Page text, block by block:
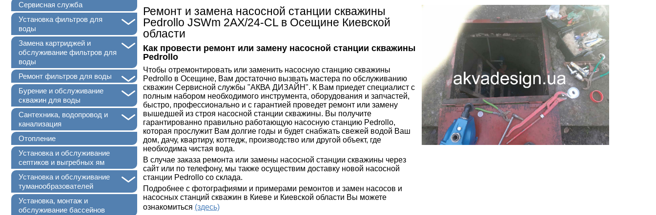
Сервисная служба
+
Установка фильтров для
воды
Замена картриджей и
обслуживание фильтров для
воды
+
Ремонт фильтров для воды
+
Бурение и обслуживание
скважин для воды
+
Сантехника, водопровод и
канализация
Отопление
Установка и обслуживание
септиков и выгребных ям
+
Установка и обслуживание
туманообразователей
Установка, монтаж и
обслуживание бассейнов
Ремонт и замена насосной станции скважины
Pedrollo JSWm 2AX/24-CL в Осещине Киевской
области
Как провести ремонт или замену насосной станции скважины
Pedrollo
Чтобы отремонтировать или заменить насосную станцию скважины
Pedrollo в Осещине, Вам достаточно вызвать мастера по обслуживанию
скважин Сервисной службы "АКВА ДИЗАЙН". К Вам приедет специалист с
полным набором необходимого инструмента, оборудования и запчастей,
быстро, профессионально и с гарантией проведет ремонт или замену
вышедшей из строя насосной станции скважины. Вы получите
гарантированно правильно работающую насосную станцию Pedrollo,
которая прослужит Вам долгие годы и будет снабжать свежей водой Ваш
дом, дачу, квартиру, коттедж, производство или другой объект, где
необходима чистая вода.
В случае заказа ремонта или замены насосной станции скважины через
сайт или по телефону, мы также осуществим доставку новой насосной
станции Pedrollo со склада.
Подробнее с фотографиями и примерами ремонтов и замен насосов и
насосных станций скважин в Киеве и Киевской области Вы можете
ознакомиться (здесь)